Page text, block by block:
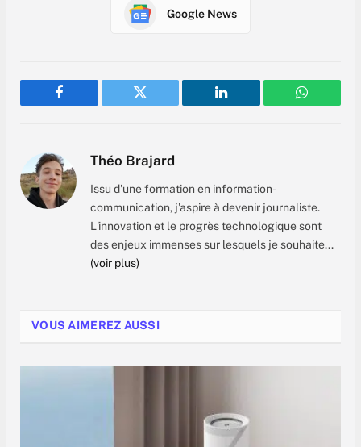
Google News
Facebook Twitter LinkedIn
Théo Brajard
Issu d'une formation en information-
communication, j'aspire à devenir journaliste.
L'innovation et le progrès technologique sont
des enjeux immenses sur lesquels je souhaite...
(voir plus)
VOUS AIMEREZ AUSSI